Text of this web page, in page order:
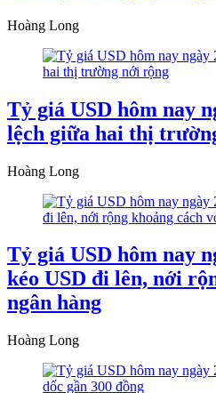
Hoàng Long
Tỷ giá USD hôm nay
lệch giữa hai thị
Hoàng Long
Tỷ giá USD hôm nay
kéo USD đi lên, nới
ngân hàng
Hoàng Long